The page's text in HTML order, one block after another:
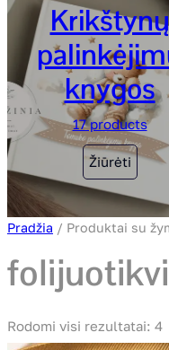
Krikštynų
knygos
17 products
Žiūrėti
Pradžia / Produktai su
Rodomi visi rezultatai: 4